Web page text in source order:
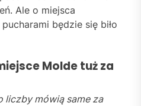
Ale o miejsca
będzie się biło
Molde tuż za
liczby mówią same za